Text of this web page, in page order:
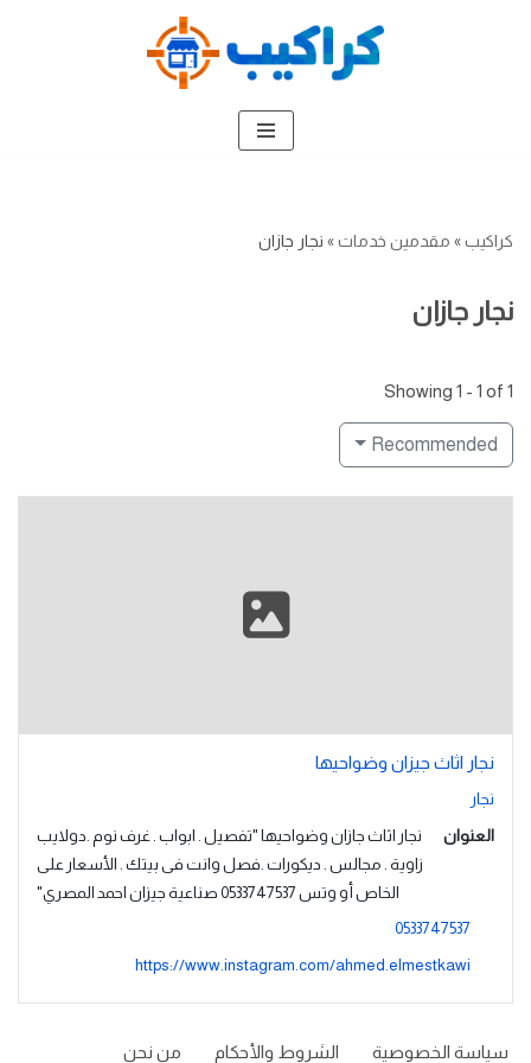
كراكيب» مقدمين خدمات» نجار جازان
نجار جازان
Showing 1 - 1 of 1
Recommended
نجار اثاث جيزان وضواحيها
نجار
العنوان
نجار اثاث جازان وضواحيها "تفصيل . ابواب . غرف نوم .دولايب
زاوية . مجالس . ديكورات .فصل وانت فى بيتك . الأسعار على
الخاص أو وتس 0533747537 صناعية جيزان احمد المصري"
0533747537
https://www.instagram.com/ahmed.elmestkawi
سياسة الخصوصية الشروط والأحكام من نحن